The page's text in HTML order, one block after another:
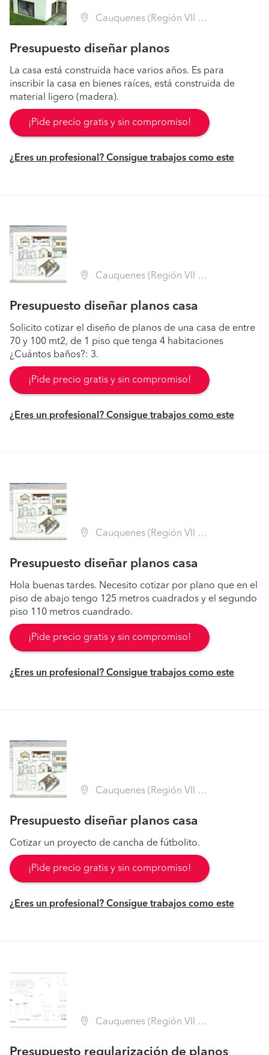
Cauquenes (Región VII Maule - Cauquenes)
Presupuesto diseñar planos
La casa está construida hace varios años. Es para
inscribir la casa en bienes raíces, está construida de
material ligero (madera).
¡Pide precio gratis y sin compromiso!
¿Eres un profesional? Consigue trabajos como este
Cauquenes (Región VII Maule - Cauquenes)
Presupuesto diseñar planos casa
Solicito cotizar el diseño de planos de una casa de entre
70 y 100 mt2, de 1 piso que tenga 4 habitaciones
¿Cuántos baños?: 3.
¡Pide precio gratis y sin compromiso!
¿Eres un profesional? Consigue trabajos como este
Cauquenes (Región VII Maule - Cauquenes)
Presupuesto diseñar planos casa
Hola buenas tardes. Necesito cotizar por plano que en el
piso de abajo tengo 125 metros cuadrados y el segundo
piso 110 metros cuandrado.
¡Pide precio gratis y sin compromiso!
¿Eres un profesional? Consigue trabajos como este
Cauquenes (Región VII Maule - Cauquenes)
Presupuesto diseñar planos casa
Cotizar un proyecto de cancha de fútbolito.
¡Pide precio gratis y sin compromiso!
¿Eres un profesional? Consigue trabajos como este
Cauquenes (Región VII Maule - Cauquenes)
Presupuesto regularización de planos